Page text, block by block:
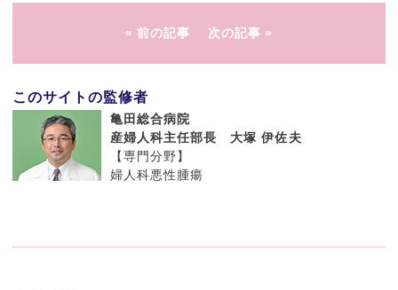
前の記事 次の記事
このサイトの監修者
亀田総合病院
産婦人科主任部長 大塚 伊佐夫
【専門分野】
婦人科悪性腫瘍